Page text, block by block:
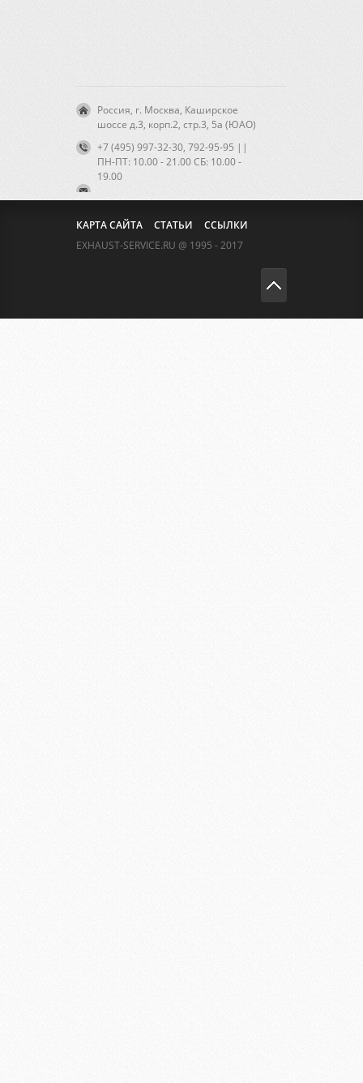
Россия, г. Москва, Каширское
шоссе д.3, корп.2, стр.3, 5а (ЮАО)
+7 (495) 997-32-30, 792-95-95 ||
ПН-ПТ: 10.00 - 21.00 CБ: 10.00 -
19.00
КАРТА САЙТА СТАТЬИ
ССЫЛКИ
EXHAUST-SERVICE.RU @ 1995 - 2017